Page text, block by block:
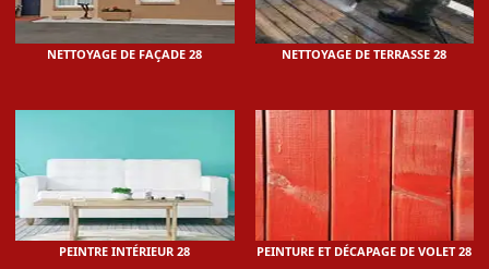
NETTOYAGE DE FAÇADE 28 NETTOYAGE DE TERRASSE 28
PEINTRE INTÉRIEUR 28 PEINTURE ET DÉCAPAGE DE VOLET 28